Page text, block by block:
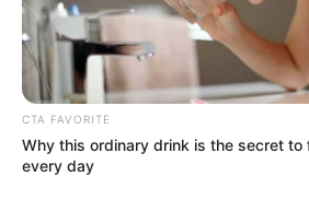
MANTÉNGASE EN ALERTA
Tenemos todas las
favor, active las
CTA FAVORITE
Why this ordinary drink is the secret to
every day